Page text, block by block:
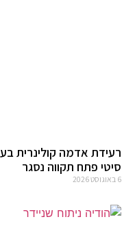
סיטי פתח תקווה נסגר
6 באוגוסט 2026